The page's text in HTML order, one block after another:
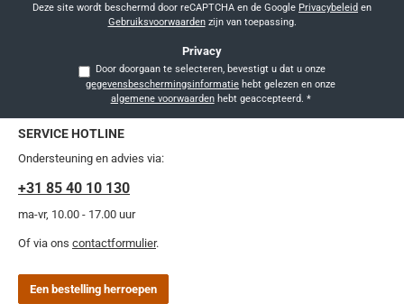
Deze site wordt beschermd door reCAPTCHA en de Google Privacybeleid en
Gebruiksvoorwaardenzijn van toepassing.
Privacy
Door doorgaan te selecteren, bevestigt u dat u onze
gegevensbeschermingsinformatie
algemene voorwaardenhebt geaccepteerd. *
SERVICE HOTLINE
Ondersteuning en advies via:
+31 85 40 10 130
ma-vr, 10.00 - 17.00 uur
Of via ons contactformulier.
Een bestelling herroepen